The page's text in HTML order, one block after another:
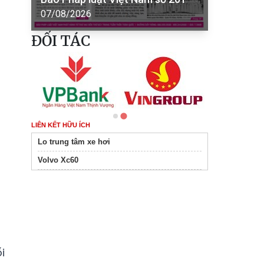
07/08/2026
ĐỐI TÁC
LIÊN KẾT HỮU ÍCH
Lo trung tâm xe hơi
Volvo Xc60